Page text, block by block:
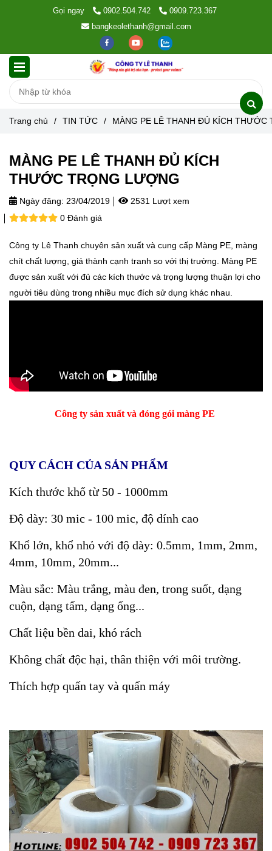
Gọi ngay 0902.504.742
0909.723.367
bangkeolethanh@gmail.com
Trang chủ / TIN TỨC / MÀNG PE LÊ THANH ĐỦ KÍCH THƯỚC
MÀNG PE LÊ THANH ĐỦ KÍCH
THƯỚC TRỌNG LƯỢNG
Ngày đăng: 23/04/2019
2531 Lượt xem
0 Đánh giá
Công ty Lê Thanh chuyên sản xuất và cung cấp Màng PE, màng
chít chất lượng, giá thành cạnh tranh so với thị trường. Màng PE
được sản xuất với đủ các kích thước và trọng lượng thuận lợi cho
người tiêu dùng trong nhiều mục đích sử dụng khác nhau.
Công ty sản xuất và đóng gói màng PE
QUY CÁCH CỦA SẢN PHẨM
Kích thước khổ từ 50 - 1000mm
Độ dày: 30 mic - 100 mic, độ dính cao
Khổ lớn, khổ nhỏ với độ dày: 0.5mm, 1mm, 2mm,
4mm, 10mm, 20mm...
Màu sắc: Màu trắng, màu đen, trong suốt, dạng
cuộn, dạng tấm, dạng ống...
Chất liệu bền dai, khó rách
Không chất độc hại, thân thiện với môi trường.
Thích hợp quấn tay và quấn máy